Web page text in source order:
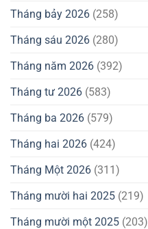
Tháng bảy 2026 (258)
Tháng sáu 2026 (280)
Tháng năm 2026 (392)
Tháng tư 2026 (583)
Tháng ba 2026 (579)
Tháng hai 2026 (424)
Tháng Một 2026 (311)
Tháng mười hai 2025 (219)
Tháng mười một 2025 (203)